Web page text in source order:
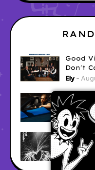
Good
Don't
Ely
Ely
Ely